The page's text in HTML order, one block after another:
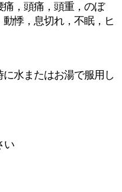
，頭痛，頭重，のぼ
悸，息切れ，不眠，ヒ
水またはお湯で服用し
い